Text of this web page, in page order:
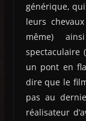
générique,
leurs
même)
spectaculaire
un pont en
dire que le
pas au
réalisateur